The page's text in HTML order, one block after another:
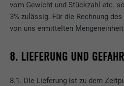
vom Gewicht und Stückzahl etc.
3% zulässig. Für die Rechnung
von uns ermittelten
8. LIEFERUNG UND
8.1. Die Lieferung ist zu dem